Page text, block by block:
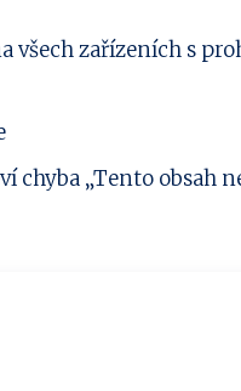
všech zařízeních s
chyba „Tento obsah